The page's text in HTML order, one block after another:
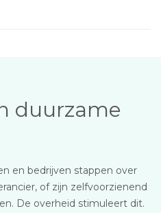
duurzame
en bedrijven stappen over
of zijn zelfvoorzienend
De overheid stimuleert dit.